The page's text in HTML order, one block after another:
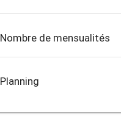
Nombre de mensualités
Planning